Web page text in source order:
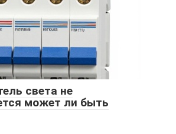
света не
может ли быть